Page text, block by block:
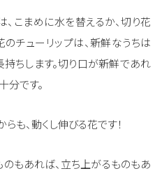
こまめに水を替えるか、切り花
チューリップは、新鮮なうちは
ちします。切り口が新鮮であれ
分です。
も、動くし伸びる花です！
もあれば、立ち上がるものもあ